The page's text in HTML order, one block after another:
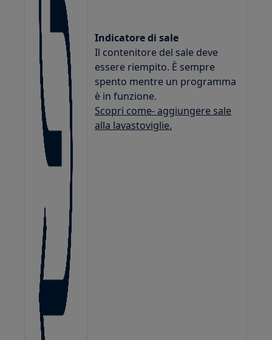
Indicatore di sale
Il contenitore del sale deve
essere riempito. È sempre
spento mentre un programma
è in funzione.
Scopri come- aggiungere sale
alla lavastoviglie.